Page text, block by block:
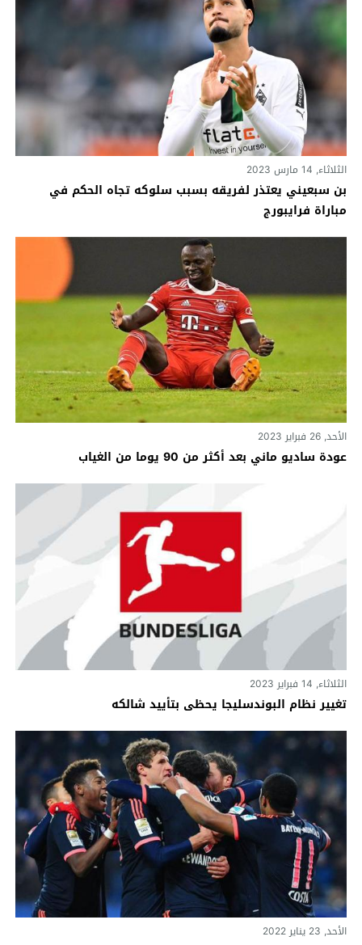
الثلاثاء, 14 مارس 2023
بن سبعيني يعتذر لفريقه بسبب سلوكه تجاه الحكم في
مباراة فرايبورج
الأحد, 26 فبراير 2023
عودة ساديو ماني بعد أكثر من 90 يوما من الغياب
الثلاثاء, 14 فبراير 2023
تغيير نظام البوندسليجا يحظى بتأييد شالكه
الأحد, 23 يناير 2022